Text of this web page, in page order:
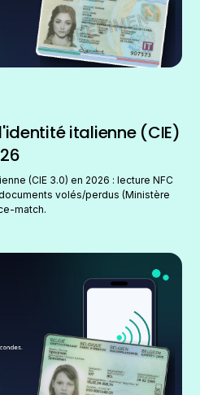
italienne (CIE)
(CIE 3.0) en 2026 : lecture NFC
volés/perdus (Ministère
match.